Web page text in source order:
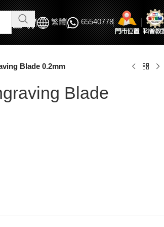
繁體 65540778
Blade 0.2mm
Blade